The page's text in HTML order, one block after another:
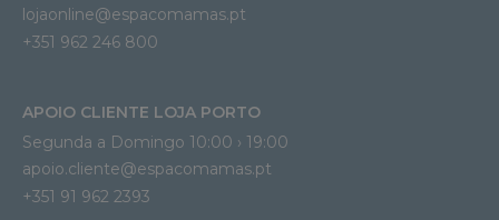
lojaonline@espacomamas.pt
+351 962 246 800
APOIO CLIENTE LOJA PORTO
Segunda a Domingo 10:00 › 19:00
apoio.cliente@espacomamas.pt
+351 91 962 2393